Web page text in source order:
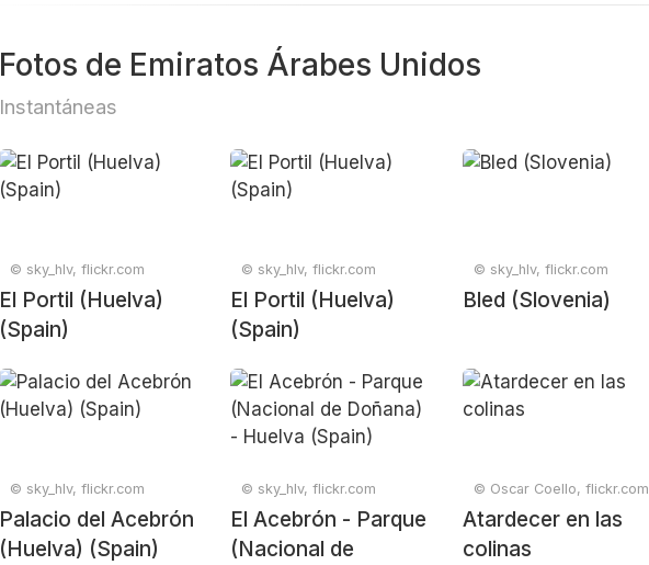
Fotos de Emiratos Árabes Unidos
Instantáneas
© sky_hlv, flickr.com
El Portil (Huelva)
(Spain)
© sky_hlv, flickr.com
El Portil (Huelva)
(Spain)
© sky_hlv, flickr.com
Bled (Slovenia)
© sky_hlv, flickr.com
Palacio del Acebrón
(Huelva) (Spain)
© sky_hlv, flickr.com
El Acebrón - Parque
(Nacional de
© Oscar Coello, flickr.com
Atardecer en las
colinas